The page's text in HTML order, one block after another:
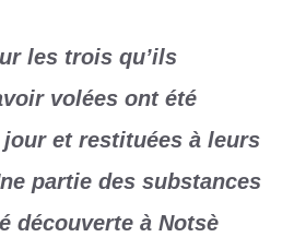
les trois qu’ils
volées ont été
et restituées à leurs
partie des substances
découverte à Notsè